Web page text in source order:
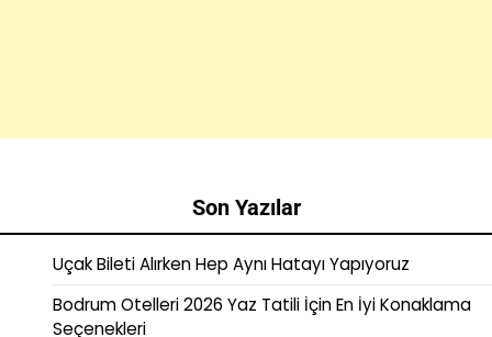
Son Yazılar
Uçak Bileti Alırken Hep Aynı Hatayı Yapıyoruz
Bodrum Otelleri 2026 Yaz Tatili İçin En İyi Konaklama
Seçenekleri